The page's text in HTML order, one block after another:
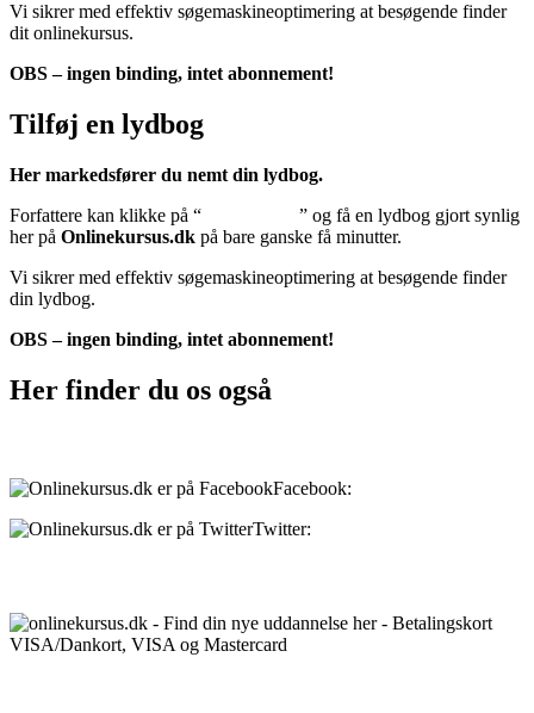
Vi sikrer med effektiv søgemaskineoptimering at besøgende finder
dit onlinekursus.
OBS – ingen binding, intet abonnement!
Tilføj en lydbog
Her markedsfører du nemt din lydbog.
Forfattere kan klikke på “
” og få en lydbog gjort synlig
her på Onlinekursus.dk på bare ganske få minutter.
Vi sikrer med effektiv søgemaskineoptimering at besøgende finder
din lydbog.
OBS – ingen binding, intet abonnement!
Her finder du os også
Facebook:
Twitter: